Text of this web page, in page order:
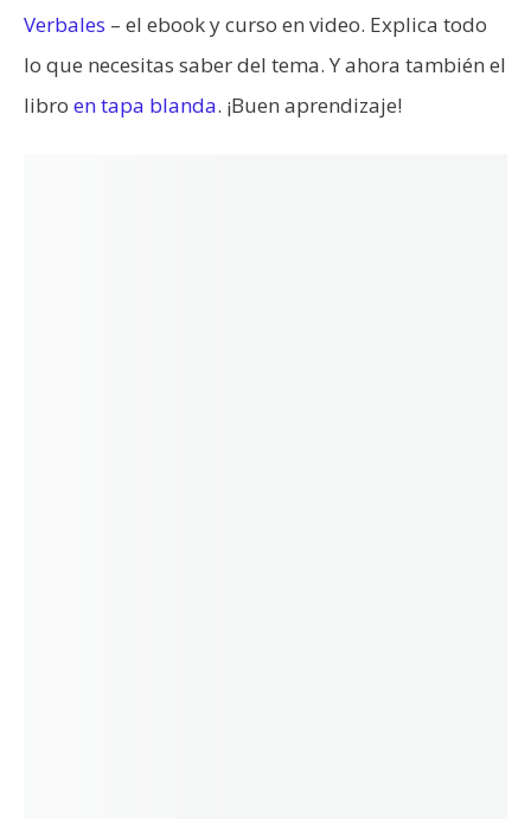
Verbales – el ebook y curso en video. Explica todo
lo que necesitas saber del tema. Y ahora también el
libro en tapa blanda. ¡Buen aprendizaje!